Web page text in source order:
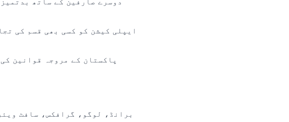
ایپلی کیشن کو کسی بھی قسم کی
پاکستان کے مروجہ قوانین